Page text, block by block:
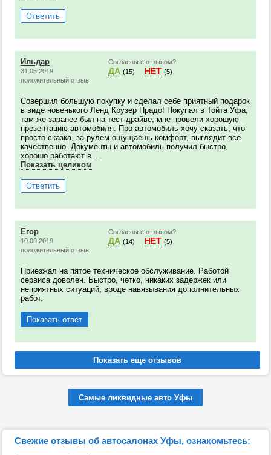
Ответить
Ильдар
31.05.2019
положительный отзыв
Согласны с отзывом?
ДА (15) НЕТ (5)
Совершил большую покупку и сделал себе приятный подарок
в виде новенького Ленд Крузер Прадо! Покупал в Тойта Уфа,
там же заранее был на тест-драйве, мне провели хорошую
презентацию автомобиля. Про автомобиль хочу сказать, что
просто сказка, за рулем ощущаешь комфорт, выглядит все
качественно. Документы и автомобиль получил быстро,
хорошо работают в...
Показать целиком
Ответить
Егор
10.09.2019
положительный отзыв
Согласны с отзывом?
ДА (14) НЕТ (5)
Приезжал на пятое техническое обслуживание. Работой
сервиса доволен. Быстро, четко, никаких задержек или
неприятных ситуаций, вроде навязывания дополнительных
работ.
Показать ответ
Самые ликвидные авто Уфы
Свежие отзывы об автосалонах Уфы, ознакомьтесь: